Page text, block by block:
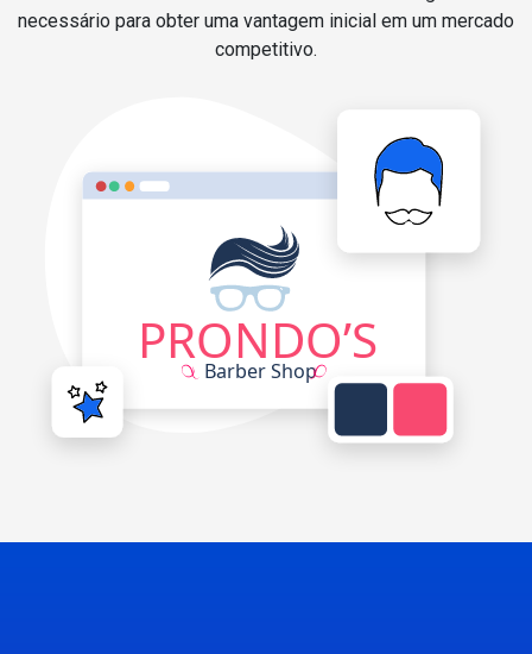
necessário para obter uma vantagem inicial em um mercado
competitivo.